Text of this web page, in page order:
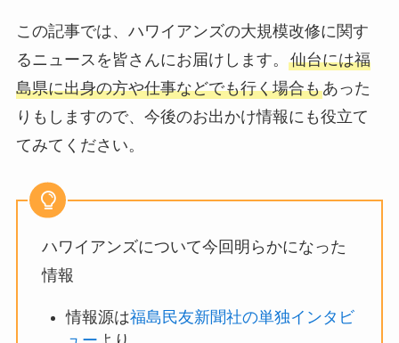
この記事では、ハワイアンズの大規模改修に関す
るニュースを皆さんにお届けします。 仙台には福
島県に出身の方や仕事などでも行く場合もあった
りもしますので、今後のお出かけ情報にも役立て
てみてください。
ハワイアンズについて今回明らかになった
情報
情報源は福島民友新聞社の単独インタビ